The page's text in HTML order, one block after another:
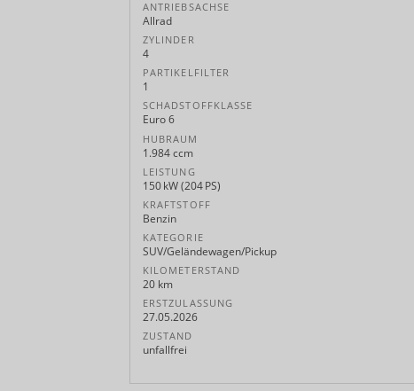
ANTRIEBSACHSE
Allrad
ZYLINDER
4
PARTIKELFILTER
1
SCHADSTOFFKLASSE
Euro 6
HUBRAUM
1.984 ccm
LEISTUNG
150 kW (204 PS)
KRAFTSTOFF
Benzin
KATEGORIE
SUV/Geländewagen/Pickup
KILOMETERSTAND
20 km
ERSTZULASSUNG
27.05.2026
ZUSTAND
unfallfrei